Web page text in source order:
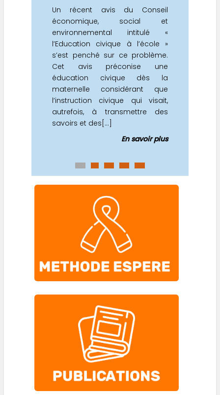
Un récent avis du Conseil
économique, social et
environnemental intitulé «
l’Education civique à l’école »
s’est penché sur ce problème.
Cet avis préconise une
éducation civique dès la
maternelle considérant que
l’instruction civique qui visait,
autrefois, à transmettre des
savoirs et des[...]
En savoir plus
0 1 2 3 4